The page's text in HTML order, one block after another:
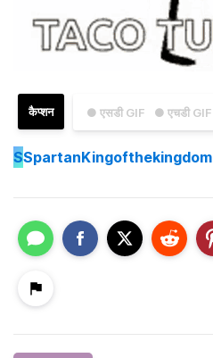
● एसडी GIF ● एचडी GIF
कैप्शन
SSpartanKingofthekingdom